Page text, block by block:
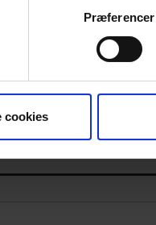
oplysninger om din
Præferencer
cookies